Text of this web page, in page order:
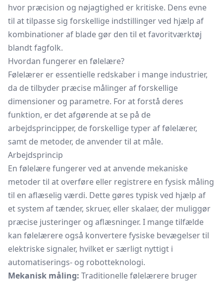
hvor præcision og nøjagtighed er kritiske. Dens evne
til at tilpasse sig forskellige indstillinger ved hjælp af
kombinationer af blade gør den til et favoritværktøj
blandt fagfolk.
Hvordan fungerer en følelære?
Følelærer er essentielle redskaber i mange industrier,
da de tilbyder præcise målinger af forskellige
dimensioner og parametre. For at forstå deres
funktion, er det afgørende at se på de
arbejdsprincipper, de forskellige typer af følelærer,
samt de metoder, de anvender til at måle.
Arbejdsprincip
En følelære fungerer ved at anvende mekaniske
metoder til at overføre eller registrere en fysisk måling
til en aflæselig værdi. Dette gøres typisk ved hjælp af
et system af tænder, skruer, eller skalaer, der muliggør
præcise justeringer og aflæsninger. I mange tilfælde
kan følelærere også konverterefysiske bevægelser til
elektriske signaler, hvilket er særligt nyttigt i
automatiserings- og robotteknologi.
Mekanisk måling: Traditionelle følelærere bruger